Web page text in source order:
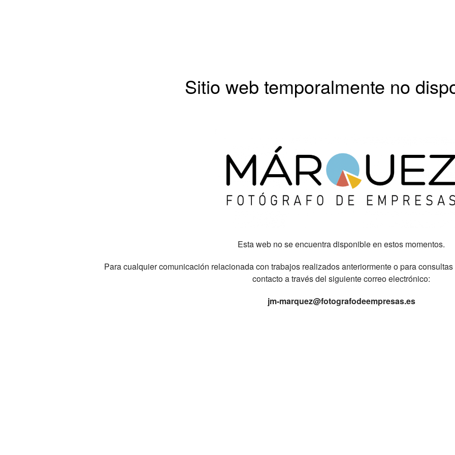
Sitio web temporalmente no
Esta web no se encuentra disponible en estos momentos.
Para cualquier comunicación relacionada con trabajos realizados anteriormente o para
contacto a través del siguiente correo electrónico:
jm-marquez@fotografodeempresas.es